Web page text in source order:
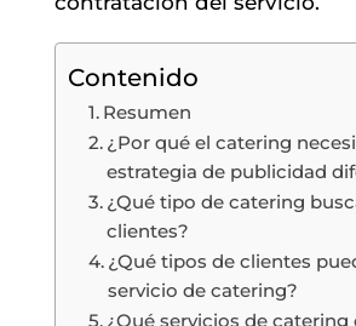
Contenido
Resumen
¿Por qué el catering
estrategia de publicidad
¿Qué tipo de catering
clientes?
¿Qué tipos de clientes
servicio de catering?
¿Qué servicios de catering